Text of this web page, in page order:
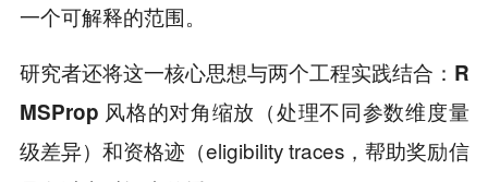
一个可解释的范围。
研究者还将这一核心思想与两个工程实践结合： R
MSProp 风格的对角缩放 （处理不同参数维度量
级差异）和资格迹 （eligibility traces，帮助奖励信